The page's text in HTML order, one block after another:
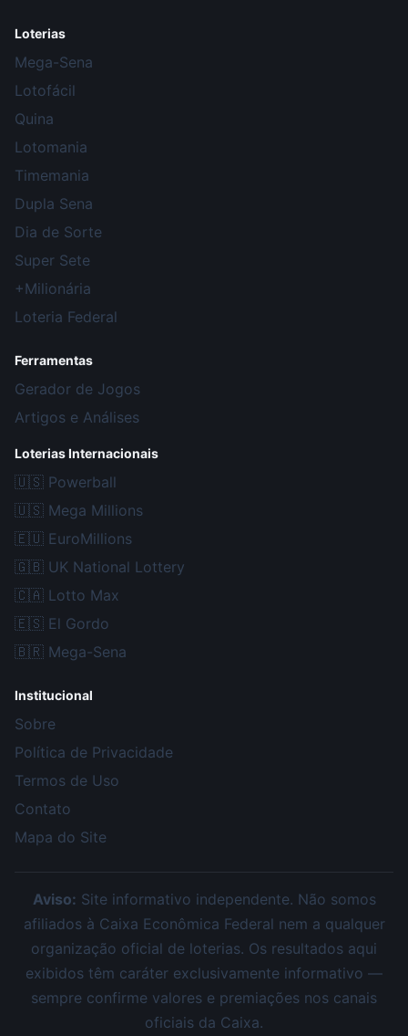
Loterias
Mega-Sena
Lotofácil
Quina
Lotomania
Timemania
Dupla Sena
Dia de Sorte
Super Sete
+Milionária
Loteria Federal
Ferramentas
Gerador de Jogos
Artigos e Análises
Loterias Internacionais
🇺🇸 Powerball
🇺🇸 Mega Millions
🇪🇺 EuroMillions
🇬🇧 UK National Lottery
🇨🇦 Lotto Max
🇪🇸 El Gordo
🇧🇷 Mega-Sena
Institucional
Sobre
Política de Privacidade
Termos de Uso
Contato
Mapa do Site
Aviso: Site informativo independente. Não somos
afiliados à Caixa Econômica Federal nem a qualquer
organização oficial de loterias. Os resultados aqui
exibidos têm caráter exclusivamente informativo —
sempre confirme valores e premiações nos canais
oficiais da Caixa.